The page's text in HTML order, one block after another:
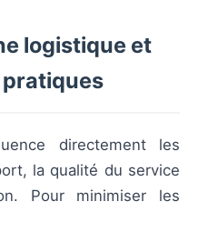
logistique et
directement les
la qualité du service
Pour minimiser les